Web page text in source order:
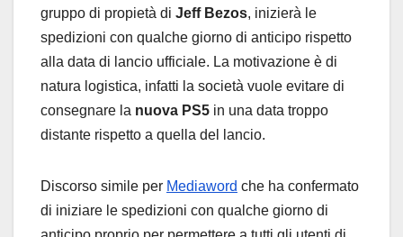
gruppo di propietà di Jeff Bezos, inizierà le
spedizioni con qualche giorno di anticipo rispetto
alla data di lancio ufficiale. La motivazione è di
natura logistica, infatti la società vuole evitare di
consegnare la nuova PS5 in una data troppo
distante rispetto a quella del lancio.
Discorso simile per Mediaword che ha confermato
di iniziare le spedizioni con qualche giorno di